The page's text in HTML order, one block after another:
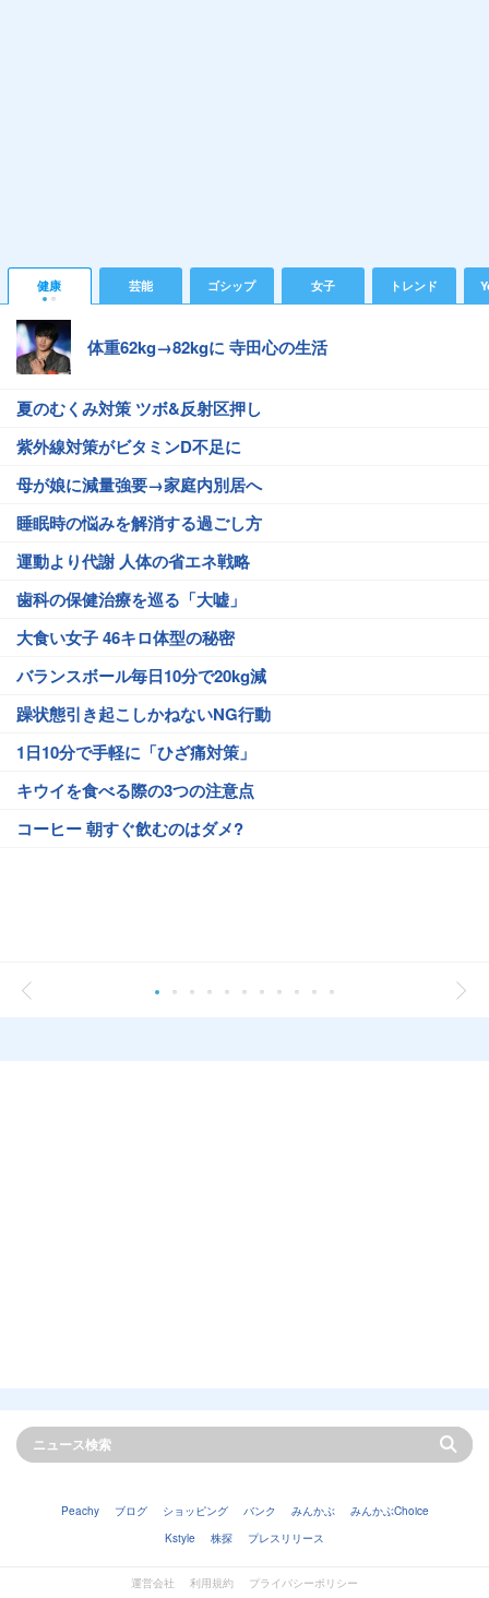
健康 芸能 ゴシップ 女子 トレンド
体重62kg→82kgに 寺田心の生活
夏のむくみ対策 ツボ&反射区押し
紫外線対策がビタミンD不足に
母が娘に減量強要→家庭内別居へ
睡眠時の悩みを解消する過ごし方
運動より代謝 人体の省エネ戦略
歯科の保健治療を巡る「大嘘」
大食い女子 46キロ体型の秘密
バランスボール毎日10分で20kg減
躁状態引き起こしかねないNG行動
1日10分で手軽に「ひざ痛対策」
キウイを食べる際の3つの注意点
コーヒー 朝すぐ飲むのはダメ?
Peachy ブログ ショッピング バンク みんかぶ
みんかぶChoice
Kstyle
株探 プレスリリース
運営会社 利用規約 プライバシーポリシー